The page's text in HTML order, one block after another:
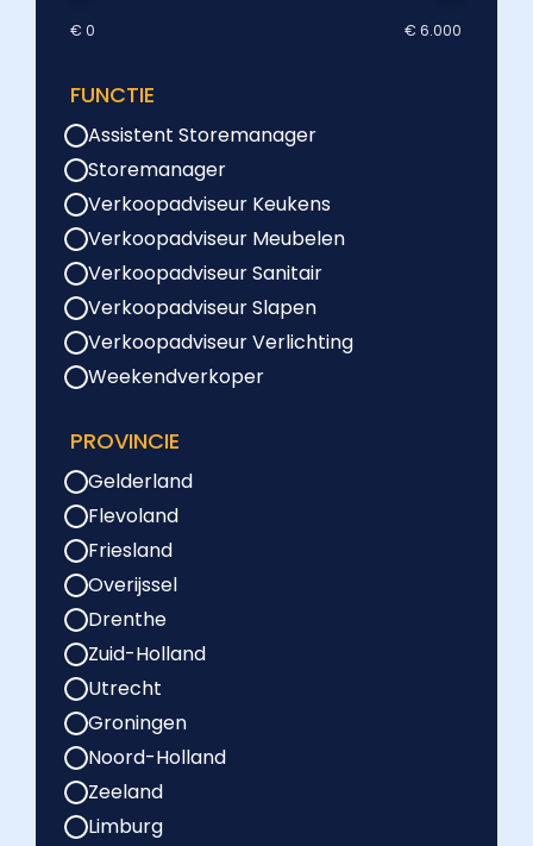
€ 0 € 6.000
FUNCTIE
Assistent Storemanager
Storemanager
Verkoopadviseur Keukens
Verkoopadviseur Meubelen
Verkoopadviseur Sanitair
Verkoopadviseur Slapen
Verkoopadviseur Verlichting
Weekendverkoper
PROVINCIE
Gelderland
Flevoland
Friesland
Overijssel
Drenthe
Zuid-Holland
Utrecht
Groningen
Noord-Holland
Zeeland
Limburg